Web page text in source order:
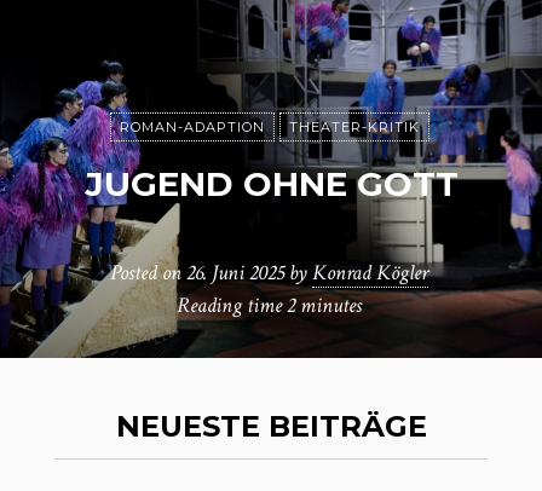
ROMAN-ADAPTION THEATER-KRITIK
JUGEND OHNE GOTT
Posted on26. Juni 2025 byKonrad Kögler
Reading time2 minutes
NEUESTE BEITRÄGE